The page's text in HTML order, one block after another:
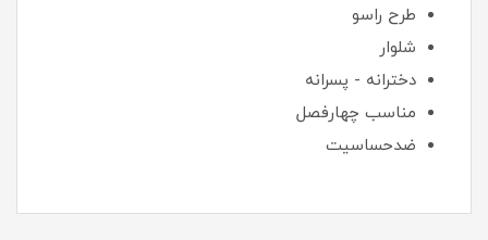
طرح راسو
شلوار
دخترانه - پسرانه
مناسب چهارفصل
ضدحساسیت